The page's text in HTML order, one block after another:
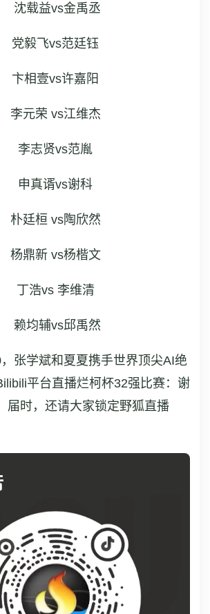
沈载益vs金禹丞
党毅飞vs范廷钰
卞相壹vs许嘉阳
李元荣 vs江维杰
李志贤vs范胤
申真谞vs谢科
朴廷桓 vs陶欣然
杨鼎新 vs杨楷文
丁浩vs 李维清
赖均辅vs邱禹然
，张学斌和夏夏携手世界顶尖AI绝
平台直播烂柯杯32强比赛：谢
届时，还请大家锁定野狐直播